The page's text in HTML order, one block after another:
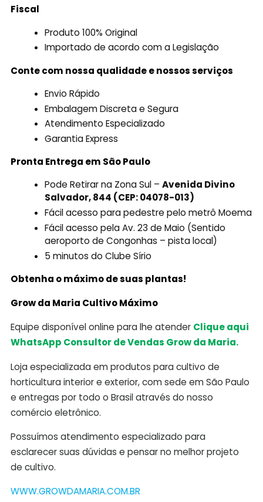
Fiscal
Produto 100% Original
Importado de acordo com a Legislação
Conte com nossa qualidade e nossos serviços
Envio Rápido
Embalagem Discreta e Segura
Atendimento Especializado
Garantia Express
Pronta Entrega em São Paulo
Pode Retirar na Zona Sul –Avenida Divino
Salvador, 844 (CEP: 04078-013)
Fácil acesso para pedestre pelo metrô Moema
Fácil acesso pela Av. 23 de Maio (Sentido
aeroporto de Congonhas – pista local)
5 minutos do Clube Sírio
Obtenha o máximo de suas plantas!
Grow da Maria Cultivo Máximo
Equipe disponível online para lhe atender Clique aqui
WhatsApp Consultor de Vendas Grow da Maria.
Loja especializada em produtos para cultivo de
horticultura interior e exterior, com sede em São Paulo
e entregas por todo o Brasil através do nosso
comércio eletrônico.
Possuímos atendimento especializado para
esclarecer suas dúvidas e pensar no melhor projeto
de cultivo.
WWW.GROWDAMARIA.COM.BR